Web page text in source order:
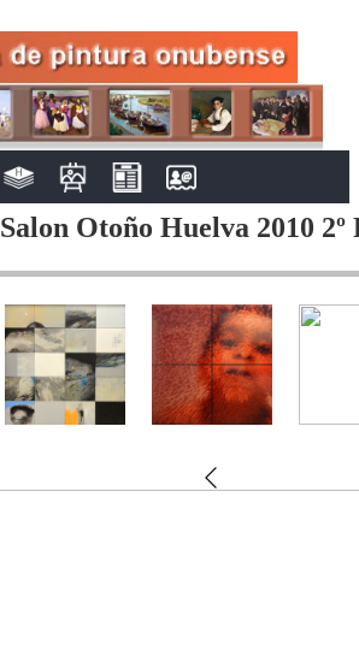
Salon Otoño Huelva 2010 2º